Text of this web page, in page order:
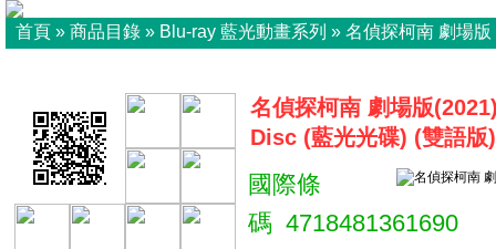
首頁 » 商品目錄 » Blu-ray 藍光動畫系列 » 名偵探柯南 劇場版
名偵探柯南 劇場版
Disc (藍光光碟) (雙語版)
國際條
碼 4718481361690